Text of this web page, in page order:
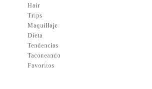
Hair
Trips
Maquillaje
Dieta
Tendencias
Taconeando
Favoritos